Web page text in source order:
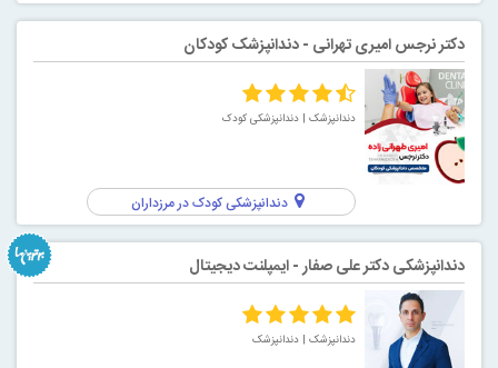
دکتر نرجس امیری تهرانی - دندانپزشک کودکان
دندانپزشک | دندانپزشکی کودک
دندانپزشکی کودک در مرزداران
دندانپزشکی دکتر علی صفار - ایمپلنت دیجیتال
دندانپزشک | دندانپزشک